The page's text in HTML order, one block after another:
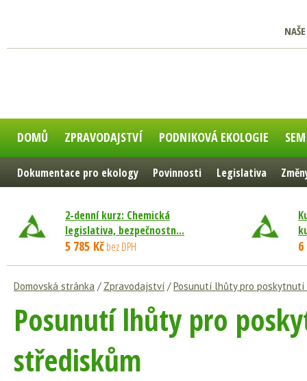
DOMŮ ZPRAVODAJSTVÍ PODNIKOVÁ EKOLOGIE
Dokumentace pro ekology Povinnosti Legislativa
2-denní kurz: Chemická
legislativa, bezpečnostn...
5 785 Kčbez DPH 6
Domovská stránka / Zpravodajství /Posunutí lhůty pro
Posunutí lhůty pro
střediskům